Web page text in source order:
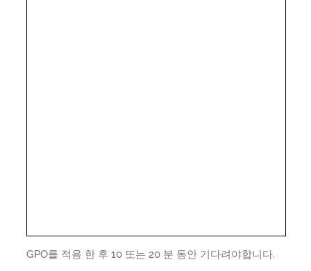
GPO를 적용 한 후 10 또는 20 분 동안 기다려야합니다.